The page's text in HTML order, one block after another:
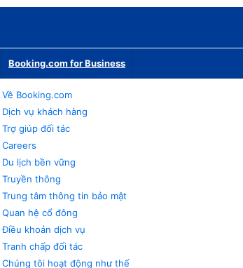
Booking.com for Business
Về Booking.com
Dịch vụ khách hàng
Trợ giúp đối tác
Careers
Du lịch bền vững
Truyền thông
Trung tâm thông tin bảo mật
Quan hệ cổ đông
Điều khoản dịch vụ
Tranh chấp đối tác
Chúng tôi hoạt động như thế